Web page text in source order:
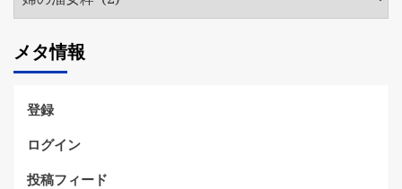
テ
リ
ー
メタ情報
登録
ログイン
投稿フィード